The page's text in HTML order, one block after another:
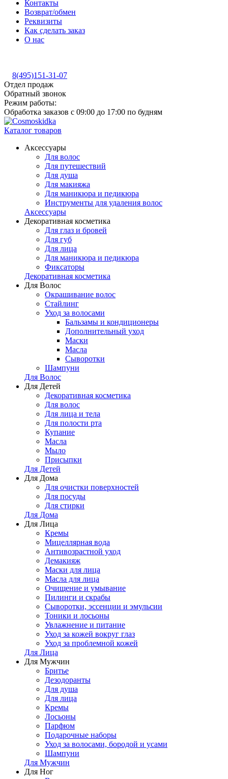
Контакты
Возврат/обмен
Реквизиты
Как сделать заказ
О нас
8(495)151-31-07
Отдел продаж
Обратный звонок
Режим работы:
Обработка заказов с 09:00 до 17:00 по будням
Каталог товаров
Аксессуары
Для волос
Для путешествий
Для душа
Для макияжа
Для маникюра и педикюра
Инструменты для удаления волос
Аксессуары
Декоративная косметика
Для глаз и бровей
Для губ
Для лица
Для маникюра и педикюра
Фиксаторы
Декоративная косметика
Для Волос
Окрашивание волос
Стайлинг
Уход за волосами
Бальзамы и кондиционеры
Дополнительный уход
Маски
Масла
Сыворотки
Шампуни
Для Волос
Для Детей
Декоративная косметика
Для волос
Для лица и тела
Для полости рта
Купание
Масла
Мыло
Присыпки
Для Детей
Для Дома
Для очистки поверхностей
Для посуды
Для стирки
Для Дома
Для Лица
Кремы
Мицеллярная вода
Антивозрастной уход
Демакияж
Маски для лица
Масла для лица
Очищение и умывание
Пилинги и скрабы
Сыворотки, эссенции и эмульсии
Тоники и лосьоны
Увлажнение и питание
Уход за кожей вокруг глаз
Уход за проблемной кожей
Для Лица
Для Мужчин
Бритье
Дезодоранты
Для душа
Для лица
Кремы
Лосьоны
Парфюм
Подарочные наборы
Уход за волосами, бородой и усами
Шампуни
Для Мужчин
Для Ног